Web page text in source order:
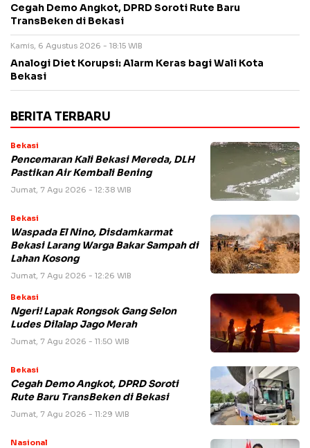
Cegah Demo Angkot, DPRD Soroti Rute Baru
TransBeken di Bekasi
Kamis, 6 Agustus 2026 - 18:15 WIB
Analogi Diet Korupsi: Alarm Keras bagi Wali Kota
Bekasi
BERITA TERBARU
Bekasi
Pencemaran Kali Bekasi Mereda, DLH
Pastikan Air Kembali Bening
Jumat, 7 Agu 2026 - 12:38 WIB
Bekasi
Waspada El Nino, Disdamkarmat
Bekasi Larang Warga Bakar Sampah di
Lahan Kosong
Jumat, 7 Agu 2026 - 12:26 WIB
Bekasi
Ngeri! Lapak Rongsok Gang Selon
Ludes Dilalap Jago Merah
Jumat, 7 Agu 2026 - 11:50 WIB
Bekasi
Cegah Demo Angkot, DPRD Soroti
Rute Baru TransBeken di Bekasi
Jumat, 7 Agu 2026 - 11:29 WIB
Nasional